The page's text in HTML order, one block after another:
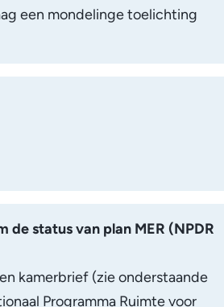
een mondelinge toelichting
de status van plan MER (NPDR
kamerbrief (zie onderstaande
Programma Ruimte voor